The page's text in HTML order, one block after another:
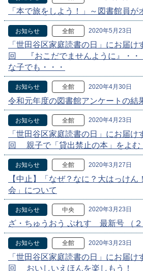
「本で旅をしよう！」～図書館員が
お知らせ 全館 2020年5月23日
「世田谷区家庭読書の日」にお届
回 『おこだでませんように』・・
な子でも・・・
お知らせ 全館 2020年4月30日
令和元年度の図書館アンケートの結
お知らせ 全館 2020年4月23日
「世田谷区家庭読書の日」にお届
回 親子で「貸出禁止の本」をよむ
お知らせ 全館 2020年3月27日
【中止】「なぜ？なに？大はっけん
会」について
お知らせ 中央 2020年3月23日
ざ・ちゅうおう ぷれす 最新号 （２
お知らせ 全館 2020年3月23日
「世田谷区家庭読書の日」にお届
回 おいしいえほんを楽しもう！